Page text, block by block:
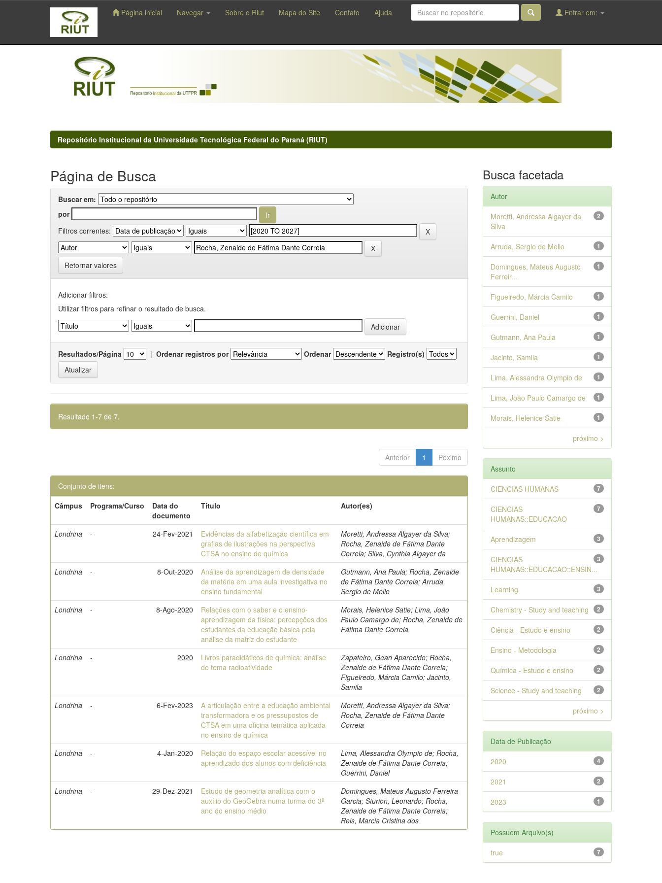
navigation
Página inicial Navegar Sobre o Riut Mapa do Site Contato Ajuda Entrar em:
Repositório Institucional da Universidade Tecnológica Federal do Paraná (RIUT)
Página de Busca
Buscar em:
por
Filtros correntes:
Retornar valores
Adicionar filtros:
Utilizar filtros para refinar o resultado de busca.
Resultados/Página | Ordenar registros por Ordenar Registro(s)
Resultado 1-7 de 7.
Anterior 1 Póximo
Conjunto de itens:
Câmpus
Programa/Curso
Data do
documento
Título Autor(es)
Londrina - 24-Fev-2021
Evidências da alfabetização científica em
grafias de ilustrações na perspectiva
CTSA no ensino de química
Moretti, Andressa Algayer da Silva;
Rocha, Zenaide de Fátima Dante
Correia; Silva, Cynthia Algayer da
Londrina
- 8-Out-2020
Análise da aprendizagem de densidade
da matéria em uma aula investigativa no
ensino fundamental
Gutmann, Ana Paula; Rocha, Zenaide
de Fátima Dante Correia; Arruda,
Sergio de Mello
Londrina
- 8-Ago-2020
Relações com o saber e o ensino-
aprendizagem da física: percepções dos
estudantes da educação básica pela
análise da matriz do estudante
Morais, Helenice Satie; Lima, João
Paulo Camargo de; Rocha, Zenaide de
Fátima Dante Correia
Londrina - 2020
Livros paradidáticos de química: análise
do tema radioatividade
Zapateiro, Gean Aparecido; Rocha,
Zenaide de Fátima Dante Correia;
Figueiredo, Márcia Camilo; Jacinto,
Samila
Londrina
- 6-Fev-2023
A articulação entre a educação ambiental
transformadora e os pressupostos de
CTSA em uma oficina temática aplicada
no ensino de química
Moretti, Andressa Algayer da Silva;
Rocha, Zenaide de Fátima Dante
Correia
Londrina - 4-Jan-2020
Relação do espaço escolar acessível no
aprendizado dos alunos com deficiência
Lima, Alessandra Olympio de; Rocha,
Zenaide de Fátima Dante Correia;
Guerrini, Daniel
Londrina
- 29-Dez-2021
Estudo de geometria analítica com o
auxílio do GeoGebra numa turma do 3º
ano do ensino médio
Domingues, Mateus Augusto Ferreira
Garcia; Sturion, Leonardo; Rocha,
Zenaide de Fátima Dante Correia;
Reis, Marcia Cristina dos
Busca facetada
Autor
2
Moretti, Andressa Algayer da
Silva
1
Arruda, Sergio de Mello
1
Domingues, Mateus Augusto
Ferreir...
1
Figueiredo, Márcia Camilo
1
Guerrini, Daniel
1
Gutmann, Ana Paula
1
Jacinto, Samila
1
Lima, Alessandra Olympio de
1
Lima, João Paulo Camargo de
1
Morais, Helenice Satie
próximo >
Assunto
7
CIENCIAS HUMANAS
7
CIENCIAS
HUMANAS::EDUCACAO
3
Aprendizagem
3
CIENCIAS
HUMANAS::EDUCACAO::ENSIN...
3
Learning
2
Chemistry - Study and teaching
2
Ciência - Estudo e ensino
2
Ensino - Metodologia
2
Química - Estudo e ensino
2
Science - Study and teaching
próximo >
Data de Publicação
4
2020
2
2021
1
2023
Possuem Arquivo(s)
7
true